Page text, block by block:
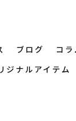
ブログ コラ
ジナルアイテム